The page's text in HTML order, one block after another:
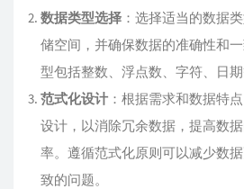
数据类型选择 ：选择适当的数据
储空间，并确保数据的准确性和
型包括整数、浮点数、字符、日期
范式化设计 ：根据需求和数据特
设计，以消除冗余数据，提高数
率。遵循范式化原则可以减少数
致的问题。